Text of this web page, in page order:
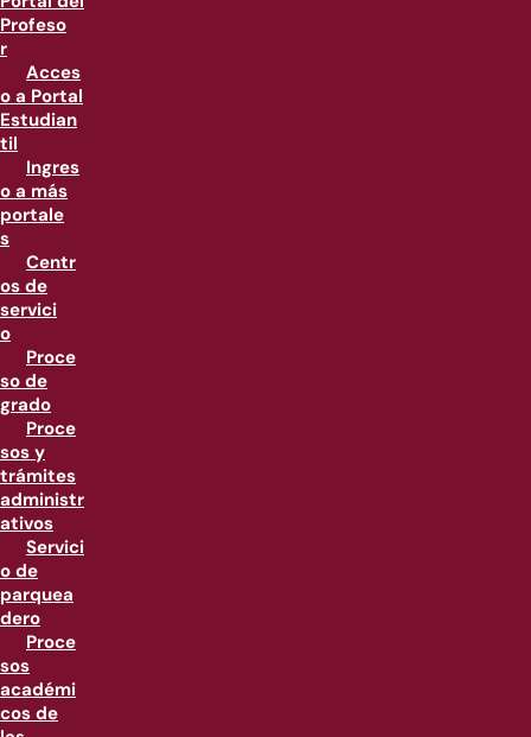
Profeso
r
Acces
o a Portal
Estudian
til
Ingres
o a más
portale
s
Centr
os de
servici
o
Proce
so de
grado
Proce
sos y
trámites
administr
ativos
Servici
o de
parquea
dero
Proce
sos
académi
cos de